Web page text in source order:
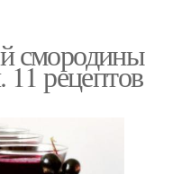
смородины
11 рецептов